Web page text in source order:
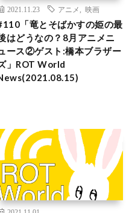
2021.11.23 アニメ 映画
「竜とそばかすの姫の最
はどうなの？8月アニメニ
ース②ゲスト:橋本ブラザー
」ROT World